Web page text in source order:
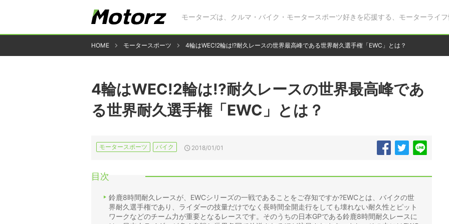
モーターズは、クルマ・バイク・モータースポーツ好きを応援する、モーターライフ
HOME モータースポーツ 4輪はWEC!2輪は!?耐久レースの世界最高峰である世界耐久選手権「EWC」とは？
4輪はWEC!2輪は!?耐久レースの世界最高峰であ
る世界耐久選手権「EWC」とは？
モータースポーツ バイク 2018/01/01
目次
鈴鹿8時間耐久レースが、EWCシリーズの一戦であることをご存知ですか?EWCとは、バイクの世
界耐久選手権であり、ライダーの技量だけでなく長時間全開走行をしても壊れない耐久性とピット
ワークなどのチーム力が重要となるレースです。そのうちの日本GPである鈴鹿8時間耐久レースに